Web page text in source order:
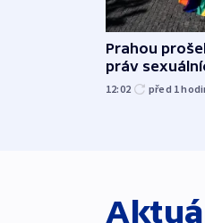
Prahou
práv
12:02 před 1